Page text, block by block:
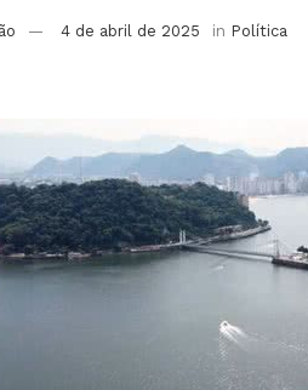
4 de abril de 2025 in Política